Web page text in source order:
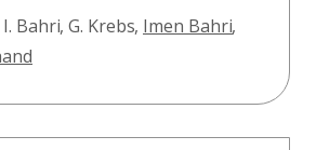
I. Bahri, G. Krebs, Imen Bahri,